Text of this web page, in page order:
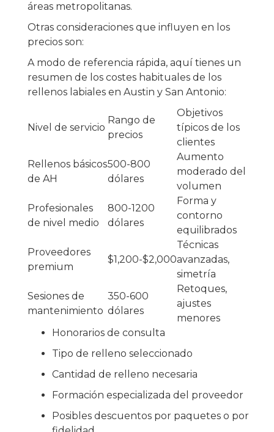
áreas metropolitanas.
Otras consideraciones que influyen en los
precios son:
A modo de referencia rápida, aquí tienes un
resumen de los costes habituales de los
rellenos labiales en Austin y San Antonio:
Nivel de servicio
Rango de
precios
Objetivos
típicos de los
clientes
Rellenos básicos
de AH
500-800
dólares
Aumento
moderado del
volumen
Profesionales
de nivel medio
800-1200
dólares
Forma y
contorno
equilibrados
Proveedores
premium
$1,200-$2,000
Técnicas
avanzadas,
simetría
Sesiones de
mantenimiento
350-600
dólares
Retoques,
ajustes
menores
Honorarios de consulta
Tipo de relleno seleccionado
Cantidad de relleno necesaria
Formación especializada del proveedor
Posibles descuentos por paquetes o por